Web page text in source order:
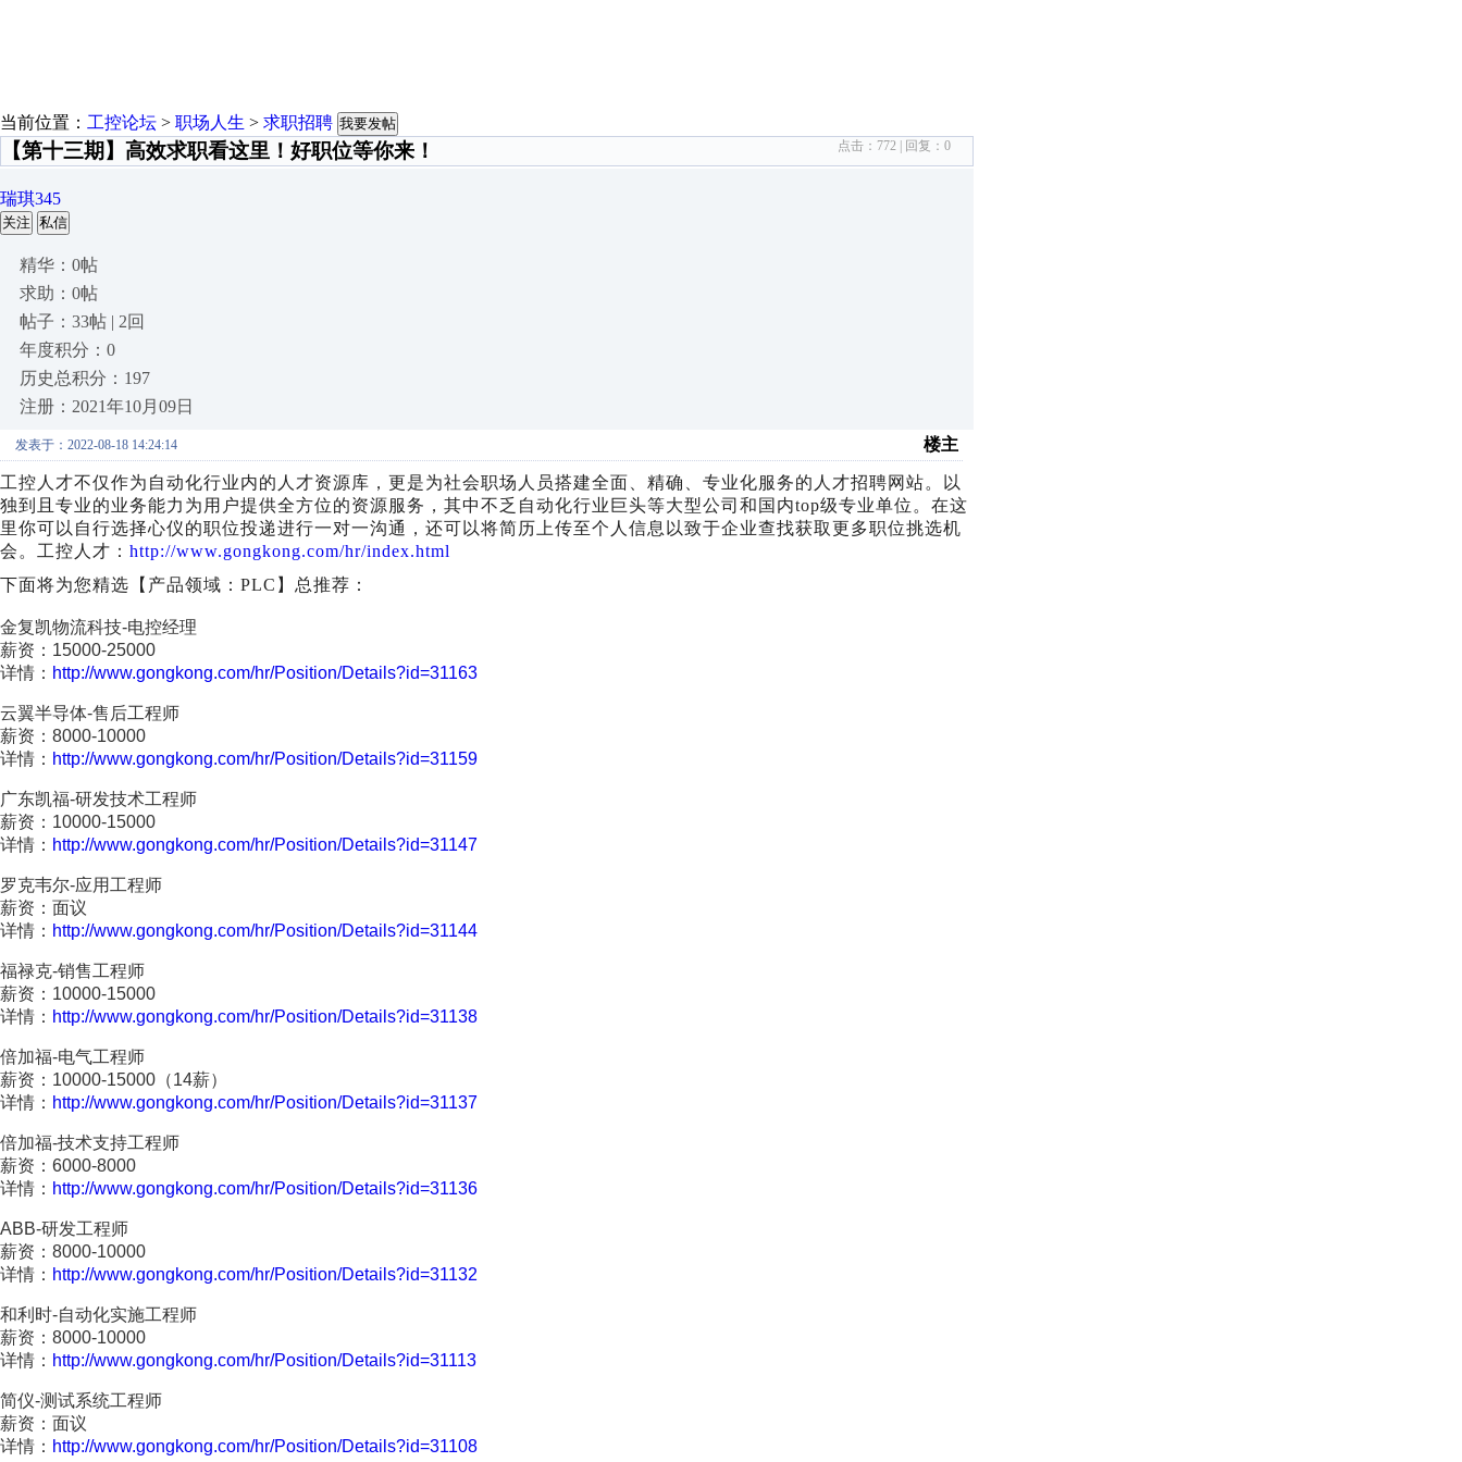
当前位置： 工控论坛 > 职场人生 > 求职招聘 我要发帖
【第十三期】高效求职看这里！好职位等你来！ 点击： 772 | 回复： 0
瑞琪345
关注 私信
精华：0帖
求助：0帖
帖子：33帖 | 2回
年度积分：0
历史总积分：197
注册：2021年10月09日
发表于：2022-08-18 14:24:14 楼主
工控人才不仅作为自动化行业内的人才资源库，更是为社会职场人员搭建全面、精确、专业化服务的人才招聘网站。以
独到且专业的业务能力为用户提供全方位的资源服务，其中不乏自动化行业巨头等大型公司和国内top级专业单位。在这
里你可以自行选择心仪的职位投递进行一对一沟通，还可以将简历上传至个人信息以致于企业查找获取更多职位挑选机
会。工控人才： http://www.gongkong.com/hr/index.html
下面将为您精选【产品领域：PLC】总推荐：
金复凯物流科技-电控经理
薪资：15000-25000
详情： http://www.gongkong.com/hr/Position/Details?id=31163
云翼半导体-售后工程师
薪资：8000-10000
详情： http://www.gongkong.com/hr/Position/Details?id=31159
广东凯福-研发技术工程师
薪资：10000-15000
详情： http://www.gongkong.com/hr/Position/Details?id=31147
罗克韦尔-应用工程师
薪资：面议
详情： http://www.gongkong.com/hr/Position/Details?id=31144
福禄克-销售工程师
薪资： 10000-15000
详情： http://www.gongkong.com/hr/Position/Details?id=31138
倍加福-电气工程师
薪资：10000-15000（14薪）
详情： http://www.gongkong.com/hr/Position/Details?id=31137
倍加福-技术支持工程师
薪资：6000-8000
详情： http://www.gongkong.com/hr/Position/Details?id=31136
ABB-研发工程师
薪资：8000-10000
详情： http://www.gongkong.com/hr/Position/Details?id=31132
和利时-自动化实施工程师
薪资：8000-10000
详情： http://www.gongkong.com/hr/Position/Details?id=31113
简仪-测试系统工程师
薪资：面议
详情： http://www.gongkong.com/hr/Position/Details?id=31108